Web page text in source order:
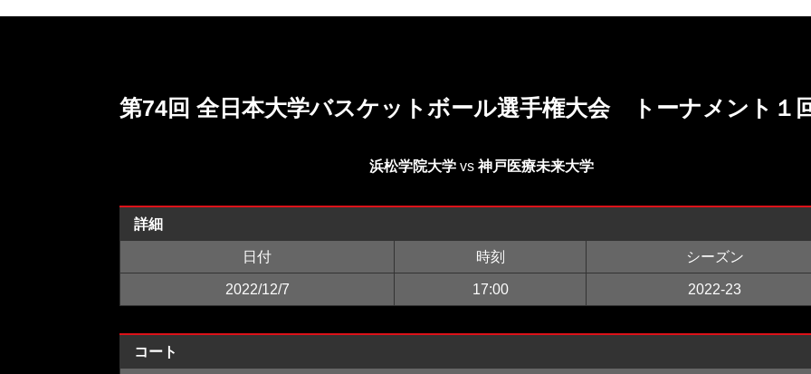
第74回 全日本大学バスケットボール選手権大会 トーナメント１
浜松学院大学 vs神戸医療未来大学
詳細
日付 時刻 シーズン
2022/12/7 17:00 2022-23
コート